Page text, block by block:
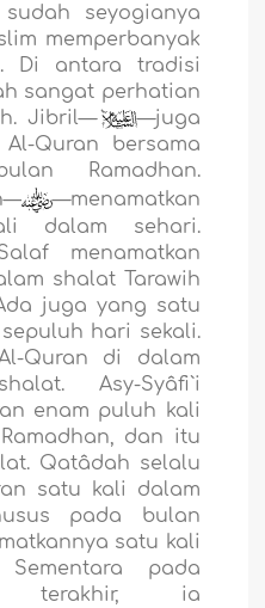
seyogianya
memperbanyak
Di antara tradisi
sangat perhatian
Jibril—`
—juga
Quran bersama
Ramadhan.
—menamatkan
dalam sehari.
menamatkan
shalat Tarawih
juga yang satu
hari sekali.
Quran di dalam
Asy-Syâfi`i
enam puluh kali
dan itu
Qatâdah selalu
satu kali dalam
pada bulan
satu kali
pada
terakhir, ia